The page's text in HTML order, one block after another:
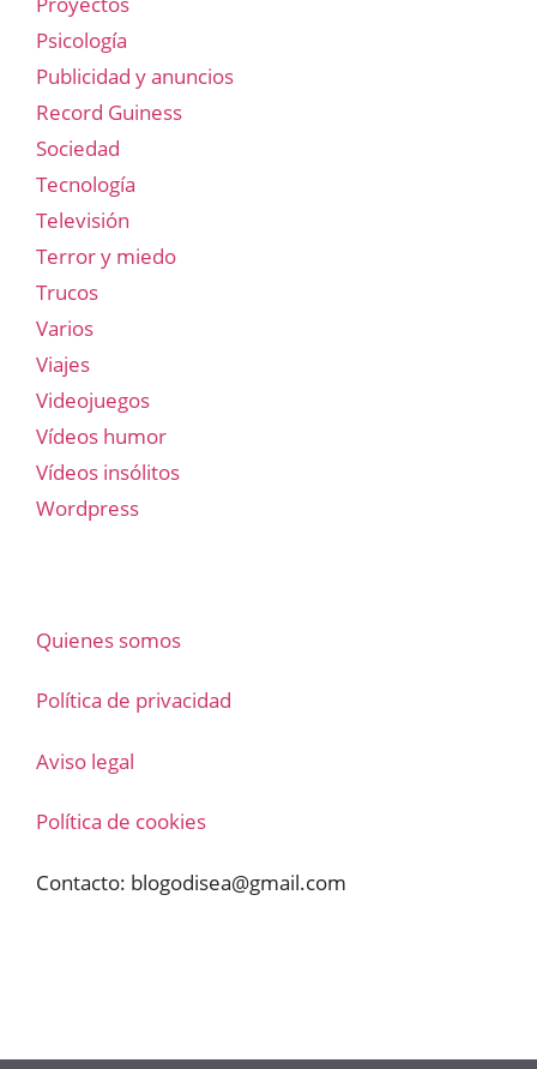
Psicología
Publicidad y anuncios
Record Guiness
Sociedad
Tecnología
Televisión
Terror y miedo
Trucos
Varios
Viajes
Videojuegos
Vídeos humor
Vídeos insólitos
Wordpress
Quienes somos
Política de privacidad
Aviso legal
Política de cookies
Contacto: blogodisea@gmail.com